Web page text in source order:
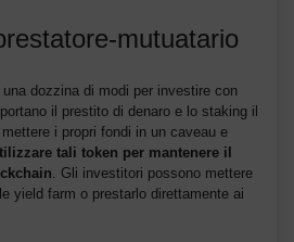
mutuatario
dozzina di modi per investire con
il prestito di denaro e lo staking il
i propri fondi in un caveau e
tali token per mantenere il
. Gli investitori possono mettere
yield farm o prestarlo direttamente ai